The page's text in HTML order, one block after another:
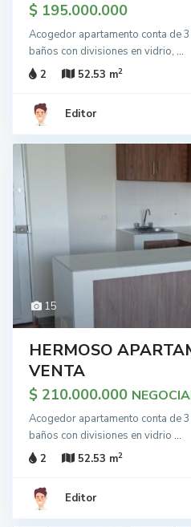
$ 195.000.000
Acogedor apartamento conta de
baños con divisiones en vidrio, ...
2
52.53 m2
Editor
15
HERMOSO
VENTA
$ 210.000.000
Acogedor apartamento conta de
baños con divisiones en vidrio ...
2
52.53 m2
Editor